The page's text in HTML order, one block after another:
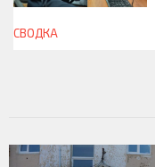
ВЧЕРА, 13:00
СВОДКА